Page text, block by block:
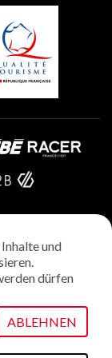
und
dürfen
ABLEHNEN